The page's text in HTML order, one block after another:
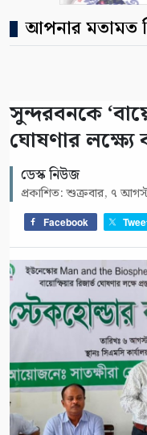
আপনার মতামত
সুন্দরবনকে
ঘোষণার
ডেস্ক নিউজ
প্রকাশিত: শুক্রবার, ৭
Facebook